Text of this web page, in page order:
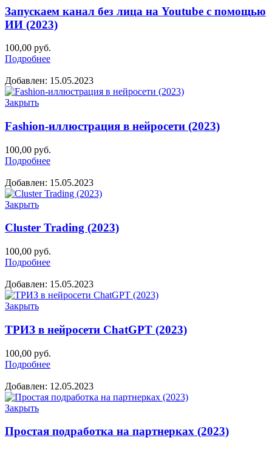
Запускаем канал без лица на Youtube с помощью
ИИ (2023)
100,00 руб.
Подробнее
Добавлен: 15.05.2023
Закрыть
Fashion-иллюстрация в нейросети (2023)
100,00 руб.
Подробнее
Добавлен: 15.05.2023
Закрыть
Cluster Trading (2023)
100,00 руб.
Подробнее
Добавлен: 15.05.2023
Закрыть
ТРИЗ в нейросети ChatGPT (2023)
100,00 руб.
Подробнее
Добавлен: 12.05.2023
Закрыть
Простая подработка на партнерках (2023)